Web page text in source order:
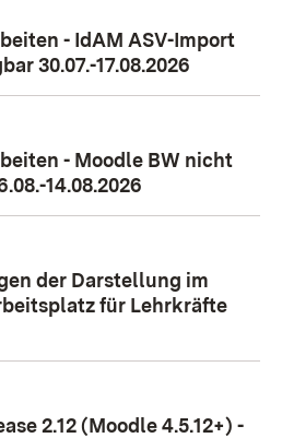
- IdAM ASV-Import
30.07.-17.08.2026
- Moodle BW nicht
14.08.2026
der Darstellung im
für Lehrkräfte
2.12 (Moodle 4.5.12+) -